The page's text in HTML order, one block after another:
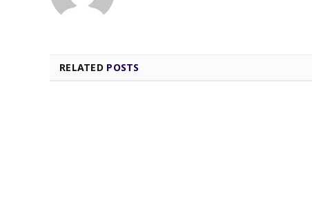
RELATED POSTS